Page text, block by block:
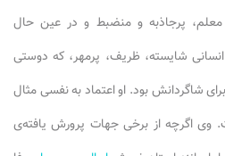
معلم، پرجاذبه و منضبط و در عین حال
شایسته، ظریف، پرمهر، که دوستی
شاگردانش بود. او اعتماد به نفسی مثال
وی اگرچه از برخی جهات پرورش یافته‌ی